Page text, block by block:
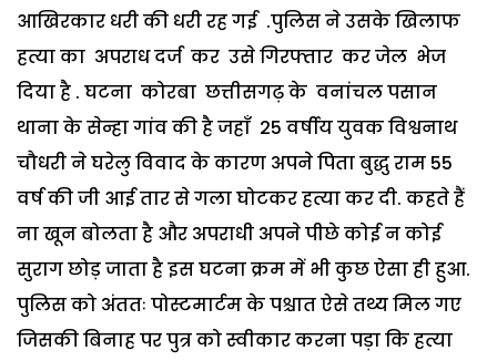
आखिरकार धरी की धरी रह गई .पुलिस ने उसके खिलाफ
हत्या का अपराध दर्ज कर उसे गिरफ्तार कर जेल भेज
दिया है . घटना कोरबा छत्तीसगढ़ के वनांचल पसान
थाना के सेन्हा गांव की है जहाँ 25 वर्षीय युवक विश्वनाथ
चौधरी ने घरेलु विवाद के कारण अपने पिता बुद्धु राम 55
वर्ष की जी आई तार से गला घोटकर हत्या कर दी. कहते हैं
ना खून बोलता है और अपराधी अपने पीछे कोई न कोई
सुराग छोड़ जाता है इस घटना क्रम में भी कुछ ऐसा ही हुआ.
पुलिस को अंततः पोस्टमार्टम के पश्चात ऐसे तथ्य मिल गए
जिसकी बिनाह पर पुत्र को स्वीकार करना पड़ा कि हत्या